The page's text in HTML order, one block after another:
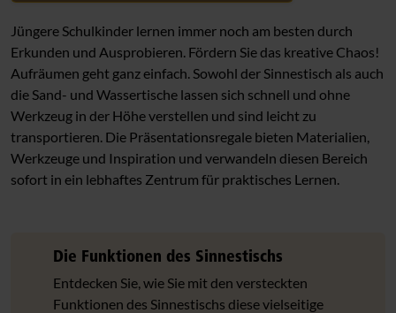
Mathematik und Konstruktion
Theater und Rollenspiel
Hort Beispielräume
Außenbereich
Jüngere Schulkinder lernen immer noch am besten durch
Erkunden und Ausprobieren. Fördern Sie das kreative Chaos!
Aufräumen geht ganz einfach. Sowohl der Sinnestisch als auch
die Sand- und Wassertische lassen sich schnell und ohne
Werkzeug in der Höhe verstellen und sind leicht zu
transportieren. Die Präsentationsregale bieten Materialien,
Werkzeuge und Inspiration und verwandeln diesen Bereich
sofort in ein lebhaftes Zentrum für praktisches Lernen.
Die Funktionen des Sinnestischs
Entdecken Sie, wie Sie mit den versteckten
Funktionen des Sinnestischs diese vielseitige